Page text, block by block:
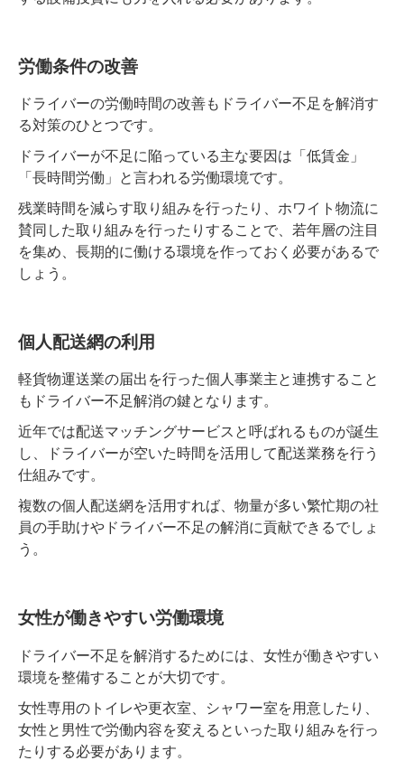
労働条件の改善
ドライバーの労働時間の改善もドライバー不足を解消す
る対策のひとつです。
ドライバーが不足に陥っている主な要因は「低賃金」
「長時間労働」と言われる労働環境です。
残業時間を減らす取り組みを行ったり、ホワイト物流に
賛同した取り組みを行ったりすることで、若年層の注目
を集め、長期的に働ける環境を作っておく必要があるで
しょう。
個人配送網の利用
軽貨物運送業の届出を行った個人事業主と連携すること
もドライバー不足解消の鍵となります。
近年では配送マッチングサービスと呼ばれるものが誕生
し、ドライバーが空いた時間を活用して配送業務を行う
仕組みです。
複数の個人配送網を活用すれば、物量が多い繁忙期の社
員の手助けやドライバー不足の解消に貢献できるでしょ
う。
女性が働きやすい労働環境
ドライバー不足を解消するためには、女性が働きやすい
環境を整備することが大切です。
女性専用のトイレや更衣室、シャワー室を用意したり、
女性と男性で労働内容を変えるといった取り組みを行っ
たりする必要があります。